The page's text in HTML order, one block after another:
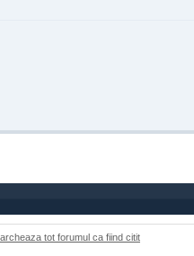
tot forumul ca fiind citit